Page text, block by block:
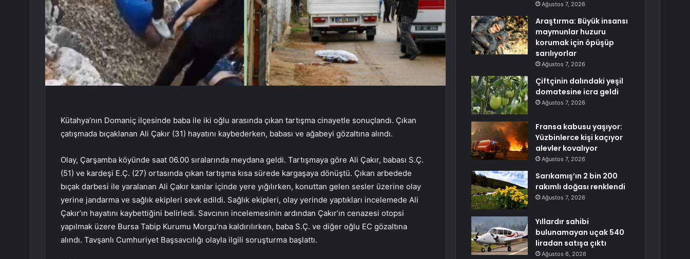
Kütahya’nın Domaniç ilçesinde baba ile iki oğlu arasında çıkan tartışma cinayetle sonuçlandı. Çıkan
çatışmada bıçaklanan Ali Çakır (31) hayatını kaybederken, babası ve ağabeyi gözaltına alındı.
Olay, Çarşamba köyünde saat 06.00 sıralarında meydana geldi. Tartışmaya göre Ali Çakır, babası S.Ç.
(51) ve kardeşi E.Ç. (27) ortasında çıkan tartışma kısa sürede kargaşaya dönüştü. Çıkan arbedede
bıçak darbesi ile yaralanan Ali Çakır kanlar içinde yere yığılırken, konuttan gelen sesler üzerine olay
yerine jandarma ve sağlık ekipleri sevk edildi. Sağlık ekipleri, olay yerinde yaptıkları incelemede Ali
Çakır’ın hayatını kaybettiğini belirledi. Savcının incelemesinin ardından Çakır’ın cenazesi otopsi
yapılmak üzere Bursa Tabip Kurumu Morgu’na kaldırılırken, baba S.Ç. ve diğer oğlu EC gözaltına
alındı. Tavşanlı Cumhuriyet Başsavcılığı olayla ilgili soruşturma başlattı.
Ağustos 7, 2026
Araştırma: Büyük insansı
maymunlar huzuru
korumak için öpüşüp
sarılıyorlar
Ağustos 7, 2026
Çiftçinin dalındaki yeşil
domatesine icra geldi
Ağustos 7, 2026
Fransa kabusu yaşıyor:
Yüzbinlerce kişi kaçıyor
alevler kovalıyor
Ağustos 7, 2026
Sarıkamış’ın 2 bin 200
rakımlı doğası renklendi
Ağustos 7, 2026
Yıllardır sahibi
bulunamayan uçak 540
liradan satışa çıktı
Ağustos 6, 2026